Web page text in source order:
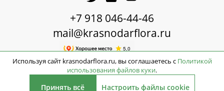
Используя сайт krasnodarflora.ru, вы соглашаетесь с Политикой
использования файлов куки.
Принять всё Настроить файлы cookie
руб.
Нет в наличии
+7 918 046-44-46
mail@krasnodarflora.ru